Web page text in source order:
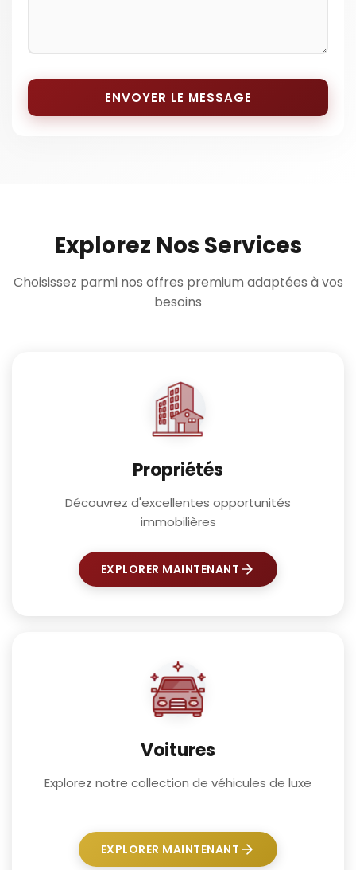
ENVOYER LE MESSAGE
Explorez Nos Services
Choisissez parmi nos offres premium adaptées à vos
besoins
Propriétés
Découvrez d'excellentes opportunités
immobilières
EXPLORER MAINTENANT
Voitures
Explorez notre collection de véhicules de luxe
EXPLORER MAINTENANT